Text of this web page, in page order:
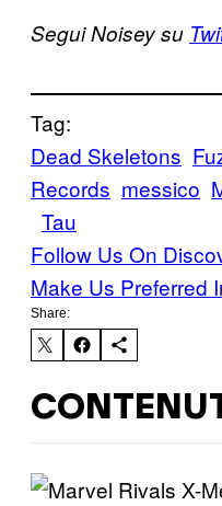
​Segui Noisey su
Tag:
Dead Skeletons
Records messico
Tau
Follow Us On
Make Us Preferred
Share: